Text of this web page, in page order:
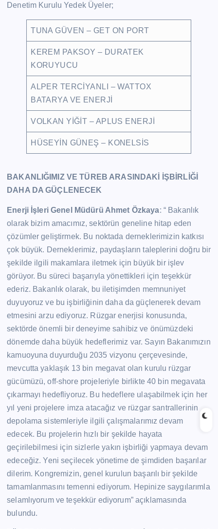
Denetim Kurulu Yedek Üyeler;
TUNA GÜVEN – GET ON PORT
KEREM PAKSOY – DURATEK
KORUYUCU
ALPER TERCİYANLI – WATTOX
BATARYA VE ENERJİ
VOLKAN YİĞİT – APLUS ENERJİ
HÜSEYİN GÜNEŞ – KONELSİS
BAKANLIĞIMIZ VE TÜREB ARASINDAKİ İŞBİRLİĞİ
DAHA DA GÜÇLENECEK
Enerji İşleri Genel Müdürü Ahmet Özkaya: “ Bakanlık
olarak bizim amacımız, sektörün geneline hitap eden
çözümler geliştirmek. Bu noktada derneklerimizin katkısı
çok büyük. Derneklerimiz, paydaşların taleplerini doğru bir
şekilde ilgili makamlara iletmek için büyük bir işlev
görüyor. Bu süreci başarıyla yönettikleri için teşekkür
ederiz. Bakanlık olarak, bu iletişimden memnuniyet
duyuyoruz ve bu işbirliğinin daha da güçlenerek devam
etmesini arzu ediyoruz. Rüzgar enerjisi konusunda,
sektörde önemli bir deneyime sahibiz ve önümüzdeki
dönemde daha büyük hedeflerimiz var. Sayın Bakanımızın
kamuoyuna duyurduğu 2035 vizyonu çerçevesinde,
mevcutta yaklaşık 13 bin megavat olan kurulu rüzgar
gücümüzü, off-shore projeleriyle birlikte 40 bin megavata
çıkarmayı hedefliyoruz. Bu hedeflere ulaşabilmek için her
yıl yeni projelere imza atacağız ve rüzgar santrallerinin
depolama sistemleriyle ilgili çalışmalarımız devam
edecek. Bu projelerin hızlı bir şekilde hayata
geçirilebilmesi için sizlerle yakın işbirliği yapmaya devam
edeceğiz. Yeni seçilecek yönetime de şimdiden başarılar
dilerim. Kongremizin, genel kurulun başarılı bir şekilde
tamamlanmasını temenni ediyorum. Hepinize saygılarımla
selamlıyorum ve teşekkür ediyorum” açıklamasında
bulundu.